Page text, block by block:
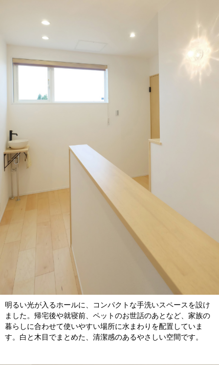
明るい光が入るホールに、コンパクトな手洗いスペースを設け
ました。帰宅後や就寝前、ペットのお世話のあとなど、家族の
暮らしに合わせて使いやすい場所に水まわりを配置していま
す。白と木目でまとめた、清潔感のあるやさしい空間です。